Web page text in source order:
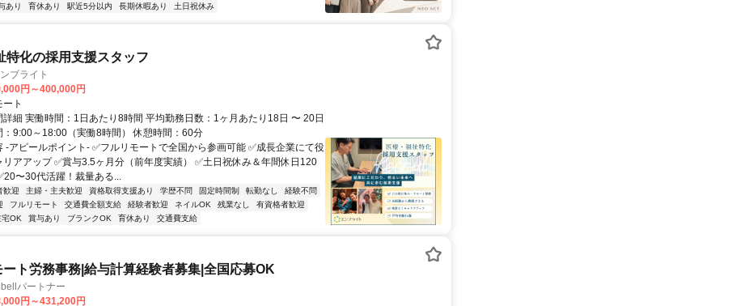
あり 育休あり 駅近5分以内 長期休暇あり 土日祝休み
特化の採用支援スタッフ
ブライト
円～400,000円
ト
詳細 実働時間：1日あたり8時間 平均勤務日数：1ヶ月あたり18日 〜 20日
：9:00～18:00（実働8時間） 休憩時間：60分
-アピールポイント- ✅フルリモートで全国から参画可能 ✅成長企業にて役
リアアップ ✅賞与3.5ヶ月分（前年度実績） ✅土日祝休み＆年間休日120
〜30代活躍！裁量ある...
歓迎 主婦・主夫歓迎 資格取得支援あり 学歴不問 固定時間制 転勤なし
経験不問
フルリモート 交通費全額支給 経験者歓迎 ネイルOK 残業なし
有資格者歓迎
宅OK 賞与あり ブランクOK 育休あり 交通費支給
ート労務事務|給与計算経験者募集|全国応募OK
パートナー
円～431,200円